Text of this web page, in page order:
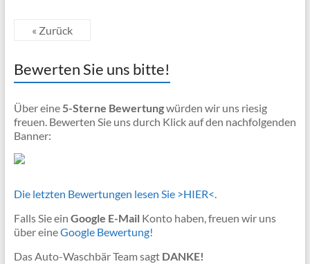
« Zurück
Bewerten Sie uns bitte!
Über eine 5-Sterne Bewertungwürden wir uns riesig
freuen. Bewerten Sie uns durch Klick auf den nachfolgenden
Banner:
Die letzten Bewertungen lesen Sie >HIER<.
Falls Sie ein Google E-Mail Konto haben, freuen wir uns
über eineGoogle Bewertung!
Das Auto-Waschbär Team sagt DANKE!